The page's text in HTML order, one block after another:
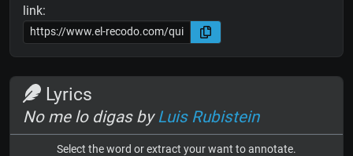
link:
Lyrics
No me lo digas byLuis Rubistein
Select the word or extract your want to annotate.